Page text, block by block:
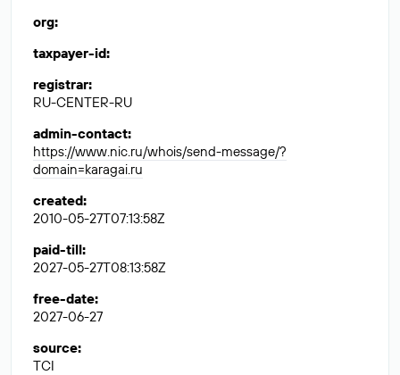
org:
taxpayer-id:
registrar:
RU-CENTER-RU
admin-contact:
https://www.nic.ru/whois/send-message/?
domain=karagai.ru
created:
2010-05-27T07:13:58Z
paid-till:
2027-05-27T08:13:58Z
free-date:
2027-06-27
source:
TCI